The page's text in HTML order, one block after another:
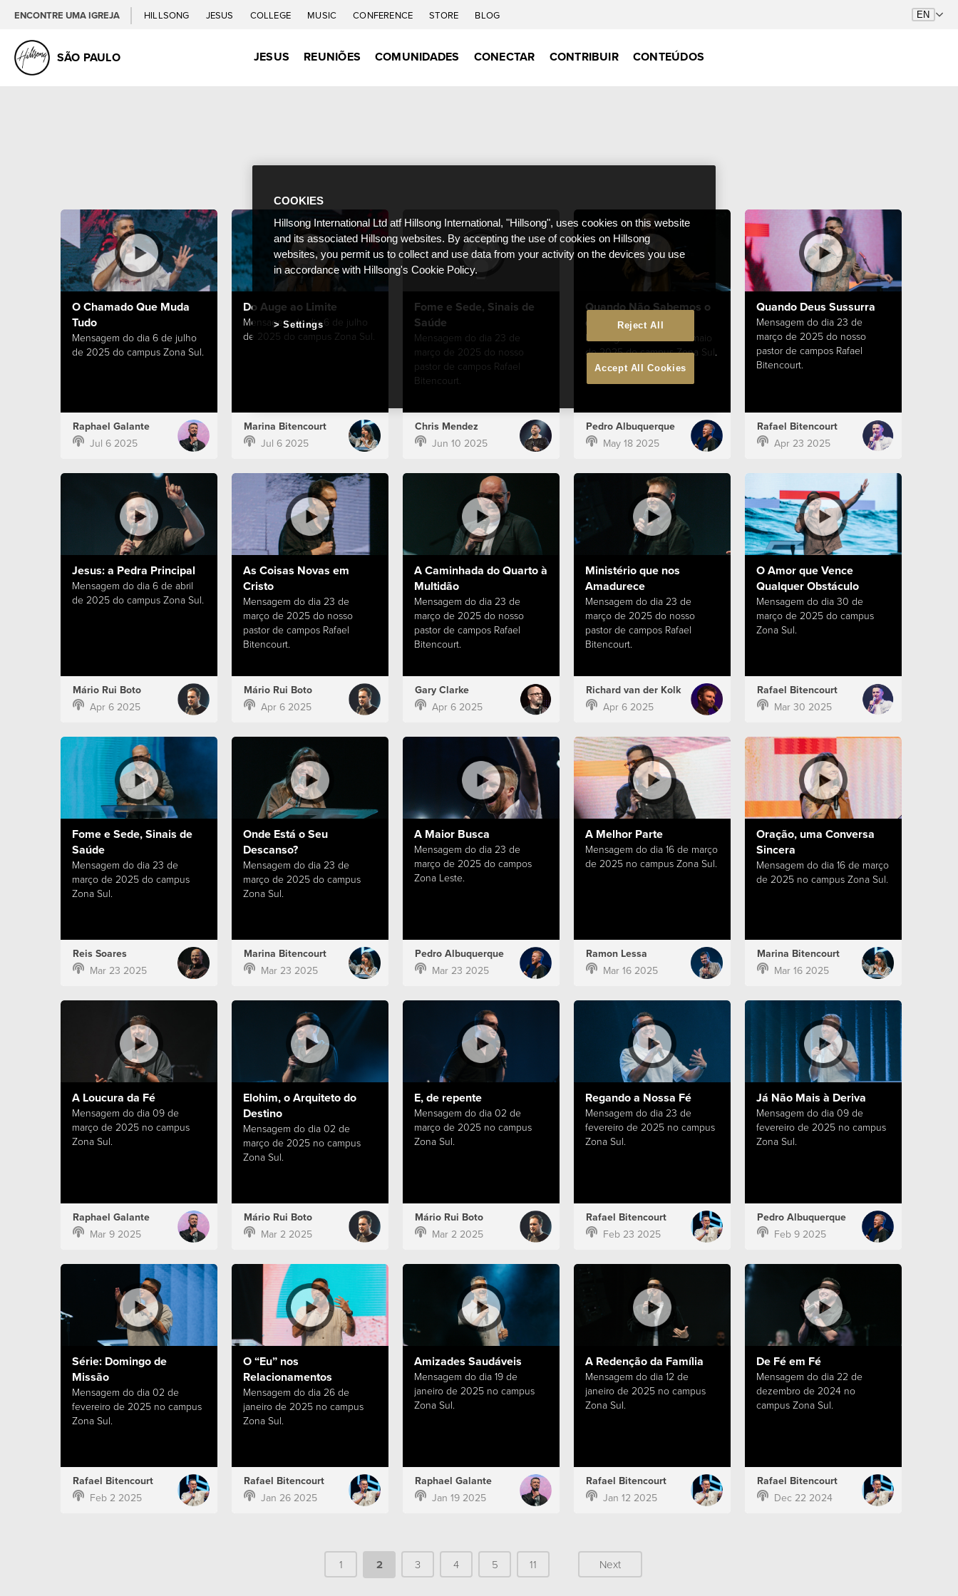
ENCONTRE UMA IGREJA HILLSONG JESUS COLLEGE MUSIC CONFERENCE STORE BLOG
SÃO PAULO JESUS REUNIÕES COMUNIDADES CONECTAR CONTRIBUIR CONTEÚDOS
O Chamado Que Muda
Tudo
Mensagem do dia 6 de julho
de 2025 do campus Zona Sul.
Raphael Galante
Jul 6 2025
Do Auge ao Limite
Mensagem do dia 6 de julho
de 2025 do campus Zona Sul.
Marina Bitencourt
Jul 6 2025
Fome e Sede, Sinais de
Saúde
Mensagem do dia 23 de
março de 2025 do nosso
pastor de campos Rafael
Bitencourt.
Chris Mendez
Jun 10 2025
Quando Não Sabemos o
que Fazer
Mensagem do dia 18 de maio
de 2025 do campus Zona Sul.
Pedro Albuquerque
May 18 2025
Quando Deus Sussurra
Mensagem do dia 23 de
março de 2025 do nosso
pastor de campos Rafael
Bitencourt.
Rafael Bitencourt
Apr 23 2025
Jesus: a Pedra Principal
Mensagem do dia 6 de abril
de 2025 do campus Zona Sul.
Mário Rui Boto
Apr 6 2025
As Coisas Novas em
Cristo
Mensagem do dia 23 de
março de 2025 do nosso
pastor de campos Rafael
Bitencourt.
Mário Rui Boto
Apr 6 2025
A Caminhada do Quarto à
Multidão
Mensagem do dia 23 de
março de 2025 do nosso
pastor de campos Rafael
Bitencourt.
Gary Clarke
Apr 6 2025
Ministério que nos
Amadurece
Mensagem do dia 23 de
março de 2025 do nosso
pastor de campos Rafael
Bitencourt.
Richard van der Kolk
Apr 6 2025
O Amor que Vence
Qualquer Obstáculo
Mensagem do dia 30 de
março de 2025 do campus
Zona Sul.
Rafael Bitencourt
Mar 30 2025
Fome e Sede, Sinais de
Saúde
Mensagem do dia 23 de
março de 2025 do campus
Zona Sul.
Reis Soares
Mar 23 2025
Onde Está o Seu
Descanso?
Mensagem do dia 23 de
março de 2025 do campus
Zona Sul.
Marina Bitencourt
Mar 23 2025
A Maior Busca
Mensagem do dia 23 de
março de 2025 do campos
Zona Leste.
Pedro Albuquerque
Mar 23 2025
A Melhor Parte
Mensagem do dia 16 de março
de 2025 no campus Zona Sul.
Ramon Lessa
Mar 16 2025
Oração, uma Conversa
Sincera
Mensagem do dia 16 de março
de 2025 no campus Zona Sul.
Marina Bitencourt
Mar 16 2025
A Loucura da Fé
Mensagem do dia 09 de
março de 2025 no campus
Zona Sul.
Raphael Galante
Mar 9 2025
Elohim, o Arquiteto do
Destino
Mensagem do dia 02 de
março de 2025 no campus
Zona Sul.
Mário Rui Boto
Mar 2 2025
E, de repente
Mensagem do dia 02 de
março de 2025 no campus
Zona Sul.
Mário Rui Boto
Mar 2 2025
Regando a Nossa Fé
Mensagem do dia 23 de
fevereiro de 2025 no campus
Zona Sul.
Rafael Bitencourt
Feb 23 2025
Já Não Mais à Deriva
Mensagem do dia 09 de
fevereiro de 2025 no campus
Zona Sul.
Pedro Albuquerque
Feb 9 2025
Série: Domingo de
Missão
Mensagem do dia 02 de
fevereiro de 2025 no campus
Zona Sul.
Rafael Bitencourt
Feb 2 2025
O “Eu” nos
Relacionamentos
Mensagem do dia 26 de
janeiro de 2025 no campus
Zona Sul.
Rafael Bitencourt
Jan 26 2025
Amizades Saudáveis
Mensagem do dia 19 de
janeiro de 2025 no campus
Zona Sul.
Raphael Galante
Jan 19 2025
A Redenção da Família
Mensagem do dia 12 de
janeiro de 2025 no campus
Zona Sul.
Rafael Bitencourt
Jan 12 2025
De Fé em Fé
Mensagem do dia 22 de
dezembro de 2024 no
campus Zona Sul.
Rafael Bitencourt
Dec 22 2024
1 2 3 4 5 11 Next
COOKIES
Hillsong International Ltd atf Hillsong International, "Hillsong", uses cookies on this website
and its associated Hillsong websites. By accepting the use of cookies on Hillsong
websites, you permit us to collect and use data from your activity on the devices you use
in accordance with Hillsong's Cookie Policy.
Reject All
Accept All Cookies
Settings